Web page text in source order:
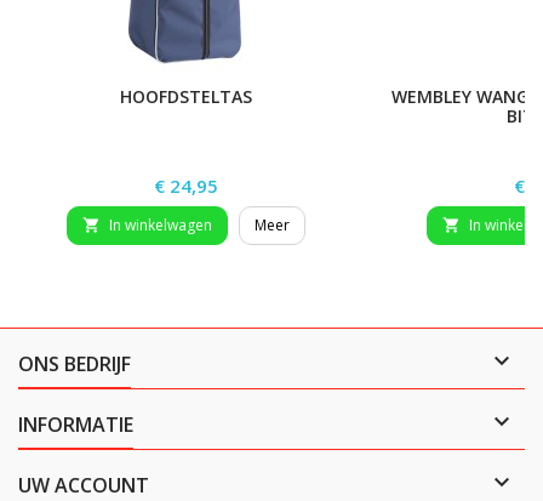
HOOFDSTELTAS
Prijs
€ 24,95
 In winkelwagen Meer
WEMBLEY
BIT,
€
 In
ONS BEDRIJF 
INFORMATIE 
UW ACCOUNT 